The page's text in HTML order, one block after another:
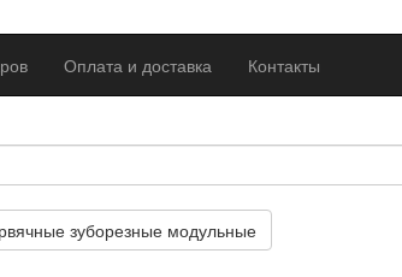
Оплата и доставка Контакты
зуборезные модульные